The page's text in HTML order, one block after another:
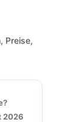
Preise,
2026